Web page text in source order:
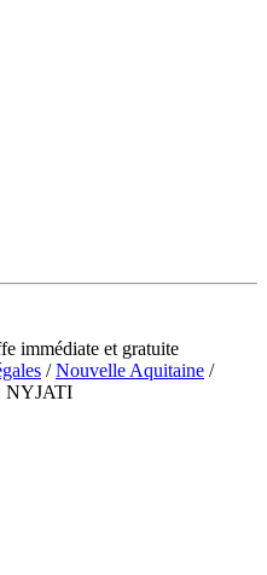
immédiate et gratuite
/Nouvelle Aquitaine /
NYJATI